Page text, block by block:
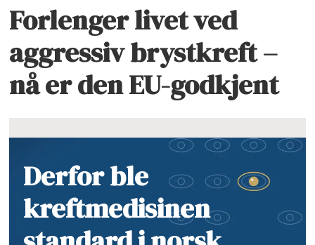
Forlenger livet ved
aggressiv brystkreft –
nå er den EU-godkjent
Derfor ble
kreftmedisinen